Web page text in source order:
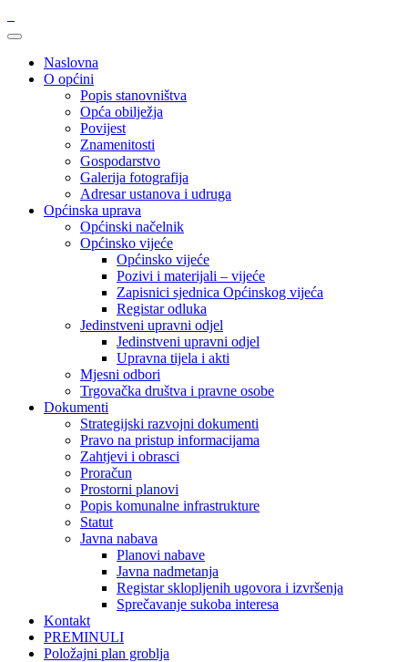
Naslovna
O općini
Popis stanovništva
Opća obilježja
Povijest
Znamenitosti
Gospodarstvo
Galerija fotografija
Adresar ustanova i udruga
Općinska uprava
Općinski načelnik
Općinsko vijeće
Općinsko vijeće
Pozivi i materijali – vijeće
Zapisnici sjednica Općinskog vijeća
Registar odluka
Jedinstveni upravni odjel
Jedinstveni upravni odjel
Upravna tijela i akti
Mjesni odbori
Trgovačka društva i pravne osobe
Dokumenti
Strategijski razvojni dokumenti
Pravo na pristup informacijama
Zahtjevi i obrasci
Proračun
Prostorni planovi
Popis komunalne infrastrukture
Statut
Javna nabava
Planovi nabave
Javna nadmetanja
Registar sklopljenih ugovora i izvršenja
Sprečavanje sukoba interesa
Kontakt
PREMINULI
Položajni plan groblja